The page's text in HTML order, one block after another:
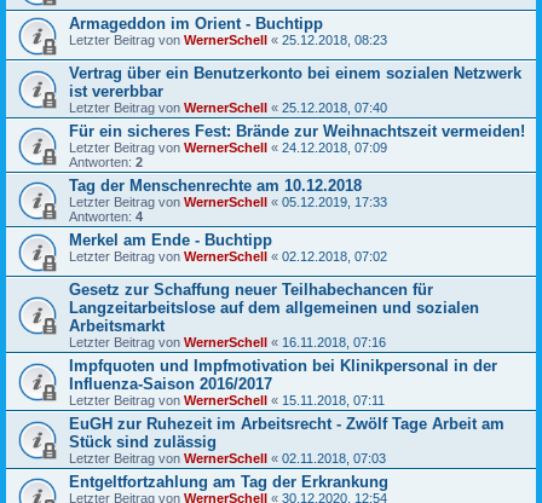
Armageddon im Orient - Buchtipp
Letzter Beitrag von WernerSchell « 25.12.2018, 08:23
Vertrag über ein Benutzerkonto bei einem sozialen Netzwerk
ist vererbbar
Letzter Beitrag von WernerSchell « 25.12.2018, 07:40
Für ein sicheres Fest: Brände zur Weihnachtszeit vermeiden!
Letzter Beitrag von WernerSchell « 24.12.2018, 07:09
Antworten: 2
Tag der Menschenrechte am 10.12.2018
Letzter Beitrag von WernerSchell « 05.12.2019, 17:33
Antworten: 4
Merkel am Ende - Buchtipp
Letzter Beitrag von WernerSchell « 02.12.2018, 07:02
Gesetz zur Schaffung neuer Teilhabechancen für
Langzeitarbeitslose auf dem allgemeinen und sozialen
Arbeitsmarkt
Letzter Beitrag von WernerSchell « 16.11.2018, 07:16
Impfquoten und Impfmotivation bei Klinikpersonal in der
Influenza-Saison 2016/2017
Letzter Beitrag von WernerSchell « 15.11.2018, 07:11
EuGH zur Ruhezeit im Arbeitsrecht - Zwölf Tage Arbeit am
Stück sind zulässig
Letzter Beitrag von WernerSchell « 02.11.2018, 07:03
Entgeltfortzahlung am Tag der Erkrankung
Letzter Beitrag von WernerSchell « 30.12.2020, 12:54